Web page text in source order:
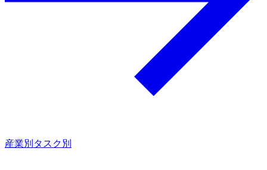
産業別 タスク別